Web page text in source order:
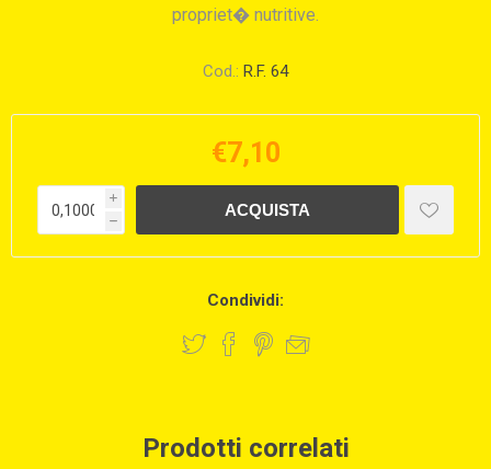
propriet� nutritive.
Cod.: R.F. 64
€7,10
i
h
Condividi:
Prodotti correlati